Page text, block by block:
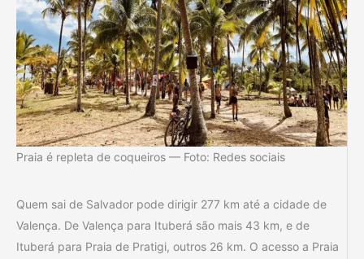
Praia é repleta de coqueiros — Foto: Redes sociais
Quem sai de Salvador pode dirigir 277 km até a cidade de
Valença. De Valença para Ituberá são mais 43 km, e de
Ituberá para Praia de Pratigi, outros 26 km. O acesso a Praia